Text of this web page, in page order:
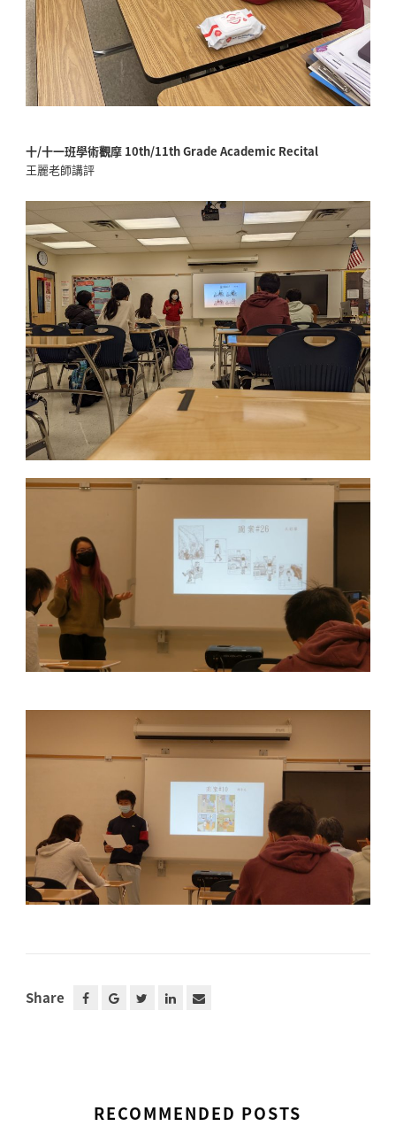
十/十一班學術觀摩 10th/11th Grade Academic Recital
王麗老師講評
Share
RECOMMENDED POSTS